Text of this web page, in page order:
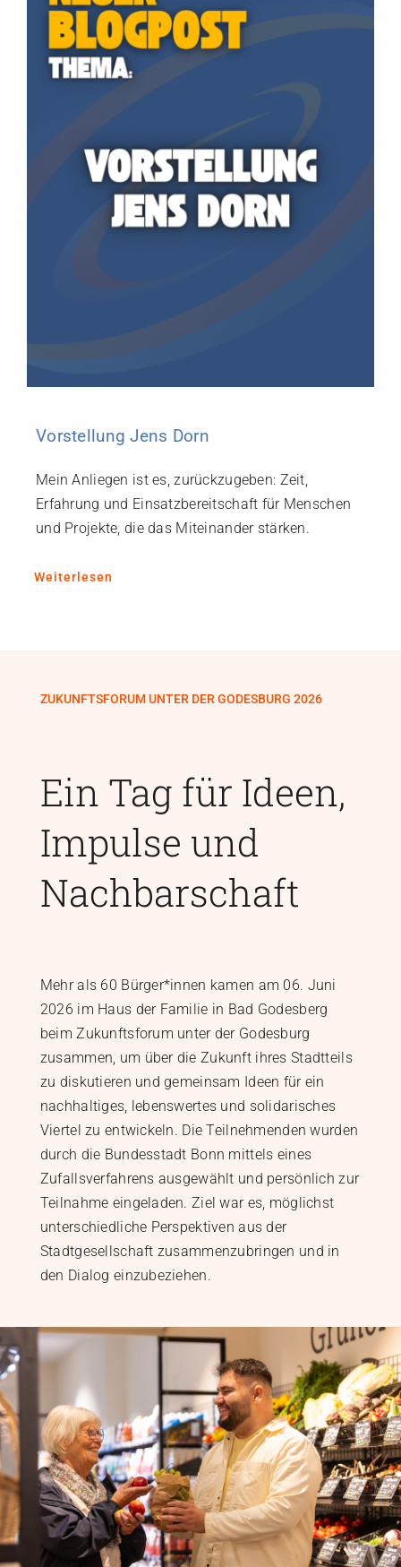
Vorstellung Jens Dorn
Mein Anliegen ist es, zurückzugeben: Zeit,
Erfahrung und Einsatzbereitschaft für Menschen
und Projekte, die das Miteinander stärken.
Weiterlesen
ZUKUNFTSFORUM UNTER DER GODESBURG 2026
Ein Tag für Ideen,
Impulse und
Nachbarschaft
Mehr als 60 Bürger*innen kamen am 06. Juni
2026 im Haus der Familie in Bad Godesberg
beim Zukunftsforum unter der Godesburg
zusammen, um über die Zukunft ihres Stadtteils
zu diskutieren und gemeinsam Ideen für ein
nachhaltiges, lebenswertes und solidarisches
Viertel zu entwickeln. Die Teilnehmenden wurden
durch die Bundesstadt Bonn mittels eines
Zufallsverfahrens ausgewählt und persönlich zur
Teilnahme eingeladen. Ziel war es, möglichst
unterschiedliche Perspektiven aus der
Stadtgesellschaft zusammenzubringen und in
den Dialog einzubeziehen.